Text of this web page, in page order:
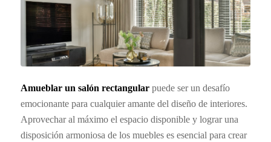
Amueblar un salón rectangularpuede ser un desafío
emocionante para cualquier amante del diseño de interiores.
Aprovechar al máximo el espacio disponible y lograr una
disposición armoniosa de los muebles es esencial para crear